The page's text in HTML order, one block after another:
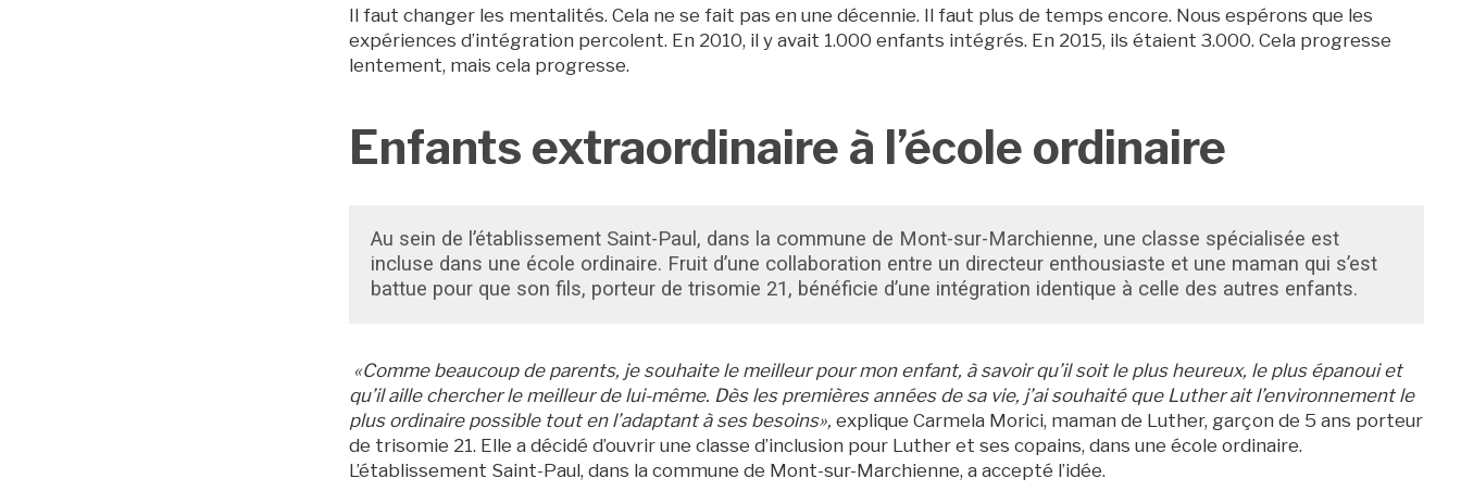
Il faut changer les mentalités. Cela ne se fait pas en une décennie. Il faut plus de temps encore. Nous espérons que les
expériences d’intégration percolent. En 2010, il y avait 1.000 enfants intégrés. En 2015, ils étaient 3.000. Cela progresse
lentement, mais cela progresse.
Enfants extraordinaire à l’école ordinaire
Au sein de l’établissement Saint-Paul, dans la commune de Mont-sur-Marchienne, une classe spécialisée est
incluse dans une école ordinaire. Fruit d’une collaboration entre un directeur enthousiaste et une maman qui s’est
battue pour que son fils, porteur de trisomie 21, bénéficie d’une intégration identique à celle des autres enfants.
«Comme beaucoup de parents, je souhaite le meilleur pour mon enfant, à savoir qu’il soit le plus heureux, le plus épanoui et
qu’il aille chercher le meilleur de lui-même. Dès les premières années de sa vie, j’ai souhaité que Luther ait l’environnement le
plus ordinaire possible tout en l’adaptant à ses besoins», explique Carmela Morici, maman de Luther, garçon de 5 ans porteur
de trisomie 21. Elle a décidé d’ouvrir une classe d’inclusion pour Luther et ses copains, dans une école ordinaire.
L’établissement Saint-Paul, dans la commune de Mont-sur-Marchienne, a accepté l’idée.